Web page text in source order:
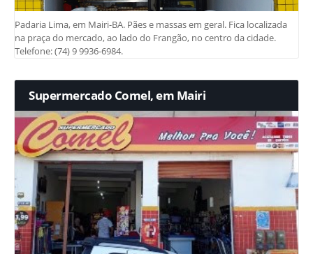
Padaria Lima, em Mairi-BA. Pães e massas em geral. Fica localizada
na praça do mercado, ao lado do Frangão, no centro da cidade.
Telefone: (74) 9 9936-6984.
Supermercado Comel, em Mairi